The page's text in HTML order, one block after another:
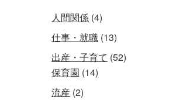
人間関係 (4)
仕事・就職 (13)
出産・子育て (52)
保育園 (14)
流産 (2)